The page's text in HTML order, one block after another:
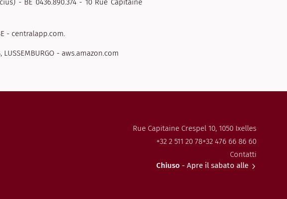
- BE 0436.890.374 - 10 Rue Capitaine
- centralapp.com.
LUSSEMBURGO - aws.amazon.com
Rue Capitaine Crespel 10, 1050 Ixelles
+32 2 511 20 78+32 476 66 86 60
Contatti
Chiuso- Apre il sabato alle